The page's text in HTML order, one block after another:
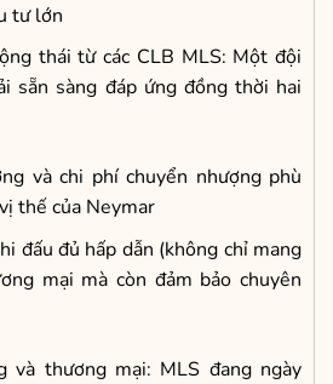
tư lớn
thái từ các CLB MLS: Một đội
sẵn sàng đáp ứng đồng thời hai
và chi phí chuyển nhượng phù
thế của Neymar
đấu đủ hấp dẫn (không chỉ mang
mại mà còn đảm bảo chuyên
và thương mại: MLS đang ngày